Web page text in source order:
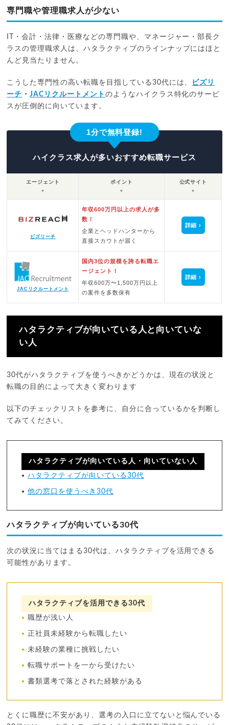
専門職や管理職求人が少ない
IT・会計・法律・医療などの専門職や、マネージャー・部長ク
ラスの管理職求人は、ハタラクティブのラインナップにはほと
んど見当たりません。
こうした専門性の高い転職を目指している30代には、
ビズリ
ーチ ・JACリクルートメント のようなハイクラス特化のサービ
スが圧倒的に向いています。
1分で無料登録!
ハイクラス求人が多いおすすめ転職サービス
エージェント
▼
ポイント
▼
公式サイト
▼
ビズリーチ
年収600万円以上の求人が多
数！
企業とヘッドハンターから
直接スカウトが届く
詳細
JACリクルートメント
国内3位の規模を誇る転職エ
ージェント！
年収600万〜1,500万円以上
の案件を多数保有
詳細
ハタラクティブが向いている人と向いていな
い人
30代がハタラクティブを使うべきかどうかは、現在の状況と
転職の目的によって大きく変わります
以下のチェックリストを参考に、自分に合っているかを判断し
てみてください。
ハタラクティブが向いている人・向いていない人
ハタラクティブが向いている30代
他の窓口を使うべき30代
ハタラクティブが向いている30代
次の状況に当てはまる30代は、ハタラクティブを活用できる
可能性があります。
ハタラクティブを活用できる30代
職歴が浅い人
正社員未経験から転職したい
未経験の業種に挑戦したい
転職サポートを一から受けたい
書類選考で落とされた経験がある
とくに職歴に不安があり、選考の入口に立てないと悩んでいる